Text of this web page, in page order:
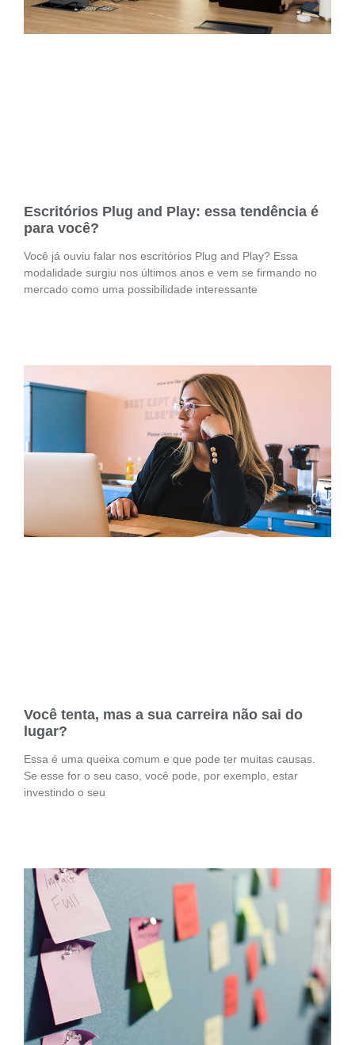
Escritórios Plug and Play: essa tendência é
para você?
Você já ouviu falar nos escritórios Plug and Play? Essa
modalidade surgiu nos últimos anos e vem se firmando no
mercado como uma possibilidade interessante
Você tenta, mas a sua carreira não sai do
lugar?
Essa é uma queixa comum e que pode ter muitas causas.
Se esse for o seu caso, você pode, por exemplo, estar
investindo o seu